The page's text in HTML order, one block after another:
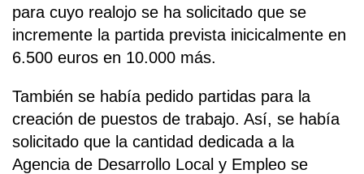
para cuyo realojo se ha solicitado que se
incremente la partida prevista inicicalmente en
6.500 euros en 10.000 más.
También se había pedido partidas para la
creación de puestos de trabajo. Así, se había
solicitado que la cantidad dedicada a la
Agencia de Desarrollo Local y Empleo se